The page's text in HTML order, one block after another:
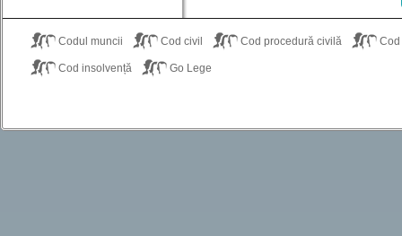
Codul muncii Cod civil Cod procedură civilă
Cod insolvență Go Lege